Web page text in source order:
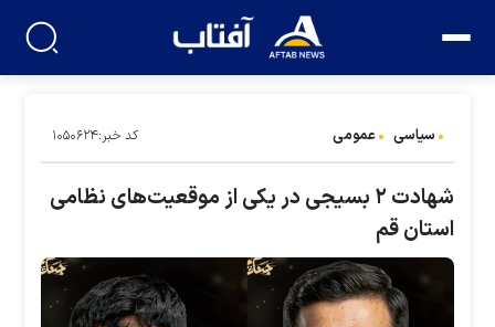
سیاسی عمومی کد خبر:۱۰۵۰۶۲۴
شهادت ۲ بسیجی در یکی از موقعیت‌های نظامی
استان قم